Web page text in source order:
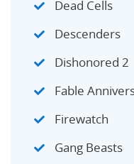
Dead Cells
Descenders
Dishonored 2
Fable
Firewatch
Gang Beasts